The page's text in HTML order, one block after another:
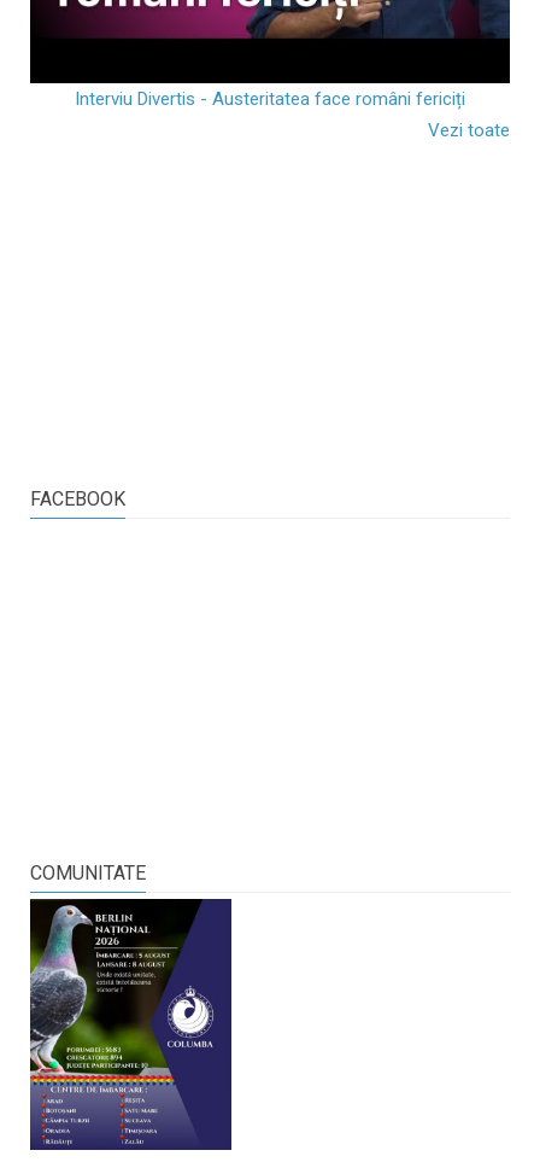
Interviu Divertis - Austeritatea face români fericiți
Vezi toate
FACEBOOK
COMUNITATE